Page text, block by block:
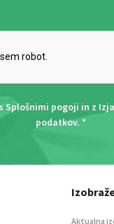
Splošnimi pogoji in z
podatkov. *
Aktualna